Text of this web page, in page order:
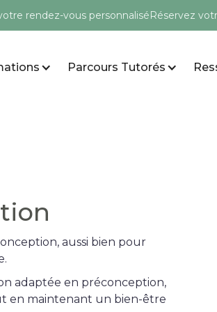
rendez-vous personnaliséRéservez
Parcours Tutorés
aussi bien pour
adaptée en préconception,
en maintenant un bien-être